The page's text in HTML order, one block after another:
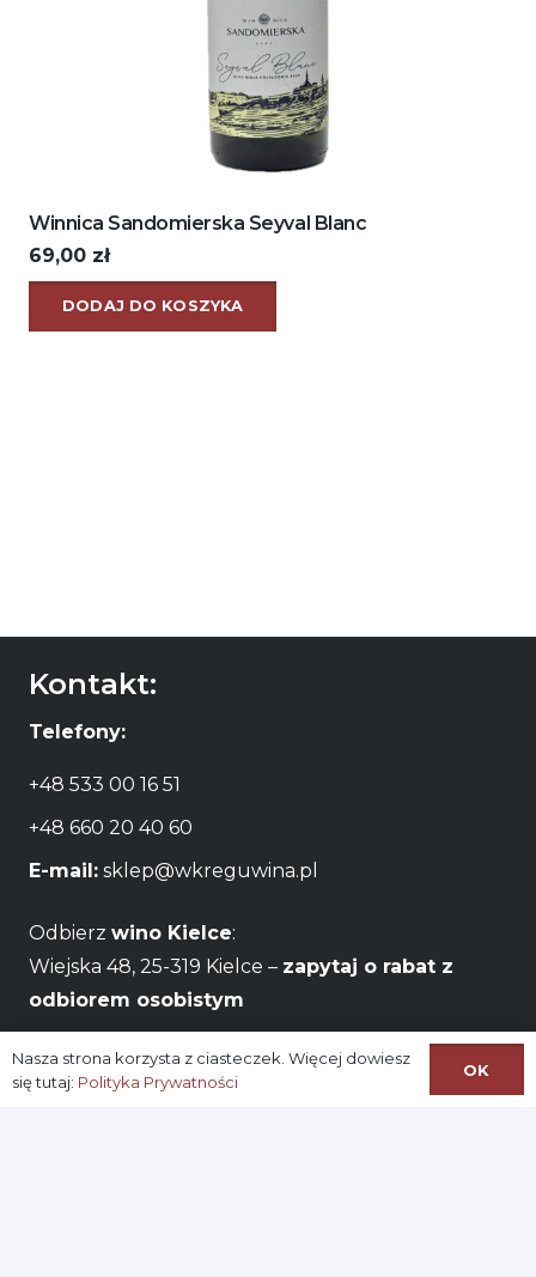
Winnica Sandomierska Seyval Blanc
69,00 zł
DODAJ DO KOSZYKA
Kontakt:
Telefony:
+48 533 00 16 51
+48 660 20 40 60
E-mail: sklep@wkreguwina.pl
Odbierz wino Kielce:
Wiejska 48, 25-319 Kielce – zapytaj o rabat z
odbiorem osobistym
Godziny otwarcia:Pon – Pt / 06:00 – 22:00
Nasza strona korzysta z ciasteczek. Więcej dowiesz
się tutaj: Polityka Prywatności
OK